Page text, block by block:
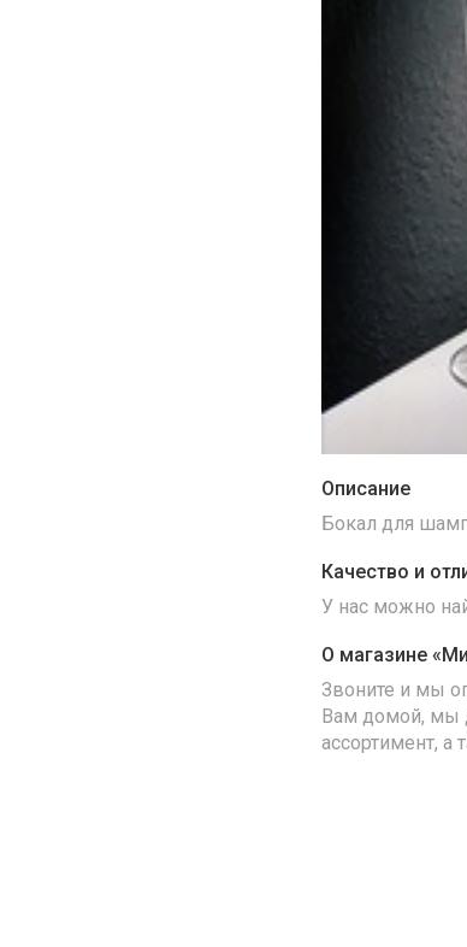
Описание
Бокал для
Качество и
У нас можно
О магазине
Звоните и мы
Вам домой, мы
ассортимент, а